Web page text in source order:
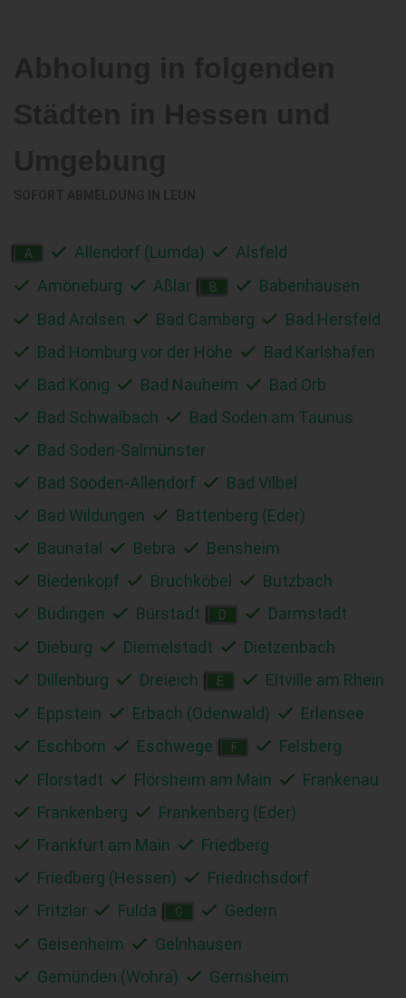
A Allendorf (Lumda)
Alsfeld
Amöneburg
Aßlar B
Babenhausen
Bad Arolsen
Bad Camberg
Bad Hersfeld
Bad Homburg vor der Höhe
Bad Karlshafen
Bad König
Bad Nauheim
Bad Orb
Bad Schwalbach
Bad Soden am Taunus
Bad Soden-Salmünster
Bad Sooden-Allendorf
Bad Vilbel
Bad Wildungen
Battenberg (Eder)
Baunatal
Bebra
Bensheim
Biedenkopf
Bruchköbel
Butzbach
Büdingen
Bürstadt D
Darmstadt
Dieburg
Diemelstadt
Dietzenbach
Dillenburg
Dreieich E
Eltville am Rhein
Eppstein
Erbach (Odenwald)
Erlensee
Eschborn
Eschwege F
Felsberg
Florstadt
Flörsheim am Main
Frankenau
Frankenberg
Frankenberg (Eder)
Frankfurt am Main
Friedberg
Friedberg (Hessen)
Friedrichsdorf
Fritzlar
Fulda G
Gedern
Geisenheim
Gelnhausen
Gemünden (Wohra)
Gernsheim